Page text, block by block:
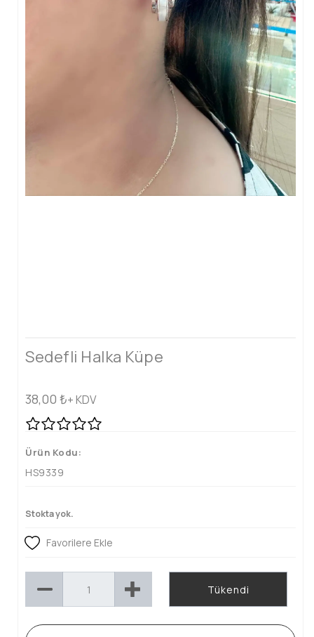
Sedefli Halka Küpe
38,00 ₺+ KDV
Ürün Kodu:
HS9339
Stokta yok.
Favorilere Ekle
Tükendi